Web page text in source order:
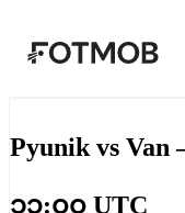
အဓိကအကြောင်း
Pyunik vs
၁၃:၀၀ UTC